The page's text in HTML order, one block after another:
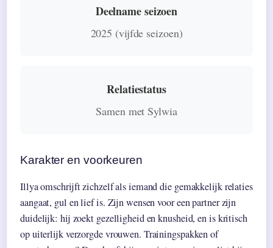
Deelname seizoen
2025 (vijfde seizoen)
Relatiestatus
Samen met Sylwia
Karakter en voorkeuren
Illya omschrijft zichzelf als iemand die gemakkelijk relaties
aangaat, gul en lief is. Zijn wensen voor een partner zijn
duidelijk: hij zoekt gezelligheid en knusheid, en is kritisch
op uiterlijk verzorgde vrouwen. Trainingspakken of